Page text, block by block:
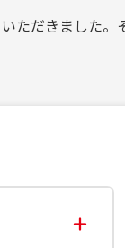
ただきました